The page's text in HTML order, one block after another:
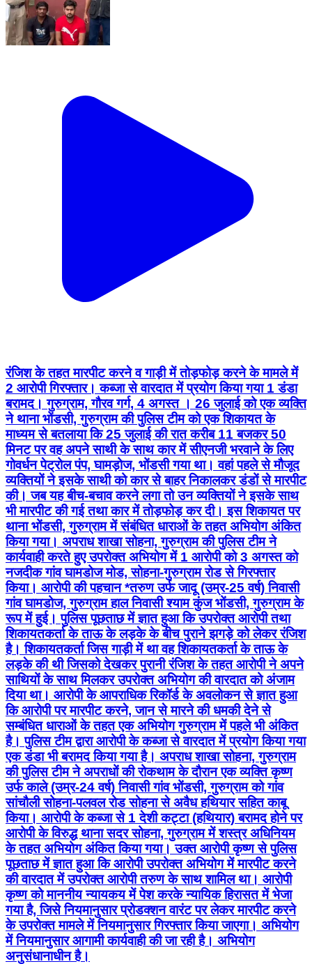
रंजिश के तहत मारपीट करने व गाड़ी में तोड़फोड़ करने के मामले में
2 आरोपी गिरफ्तार। कब्जा से वारदात में प्रयोग किया गया 1 डंडा
बरामद। गुरुग्राम, गौरव गर्ग, 4 अगस्त । 26 जुलाई को एक व्यक्ति
ने थाना भोंडसी, गुरुग्राम की पुलिस टीम को एक शिकायत के
माध्यम से बतलाया कि 25 जुलाई की रात करीब 11 बजकर 50
मिनट पर वह अपने साथी के साथ कार में सीएनजी भरवाने के लिए
गोवर्धन पेट्रोल पंप, घामड़ोज, भोंडसी गया था। वहां पहले से मौजूद
व्यक्तियों ने इसके साथी को कार से बाहर निकालकर डंडों से मारपीट
की। जब यह बीच-बचाव करने लगा तो उन व्यक्तियों ने इसके साथ
भी मारपीट की गई तथा कार में तोड़फोड़ कर दी। इस शिकायत पर
थाना भोंडसी, गुरुग्राम में संबंधित धाराओं के तहत अभियोग अंकित
किया गया। अपराध शाखा सोहना, गुरुग्राम की पुलिस टीम ने
कार्यवाही करते हुए उपरोक्त अभियोग में 1 आरोपी को 3 अगस्त को
नजदीक गांव घामडोज मोड, सोहना-गुरुग्राम रोड से गिरफ्तार
किया। आरोपी की पहचान *तरुण उर्फ जादू (उम्र-25 वर्ष) निवासी
गांव घामडोज, गुरुग्राम हाल निवासी श्याम कुंज भोंडसी, गुरुग्राम के
रूप में हुई। पुलिस पूछताछ में ज्ञात हुआ कि उपरोक्त आरोपी तथा
शिकायतकर्ता के ताऊ के लड़के के बीच पुराने झगड़े को लेकर रंजिश
है। शिकायतकर्ता जिस गाड़ी में था वह शिकायतकर्ता के ताऊ के
लड़के की थी जिसको देखकर पुरानी रंजिश के तहत आरोपी ने अपने
साथियों के साथ मिलकर उपरोक्त अभियोग की वारदात को अंजाम
दिया था। आरोपी के आपराधिक रिकॉर्ड के अवलोकन से ज्ञात हुआ
कि आरोपी पर मारपीट करने, जान से मारने की धमकी देने से
सम्बंधित धाराओं के तहत एक अभियोग गुरुग्राम में पहले भी अंकित
है। पुलिस टीम द्वारा आरोपी के कब्जा से वारदात में प्रयोग किया गया
एक डंडा भी बरामद किया गया है। अपराध शाखा सोहना, गुरुग्राम
की पुलिस टीम ने अपराधों की रोकथाम के दौरान एक व्यक्ति कृष्ण
उर्फ काले (उम्र-24 वर्ष) निवासी गांव भोंडसी, गुरुग्राम को गांव
सांचौली सोहना-पलवल रोड सोहना से अवैध हथियार सहित काबू
किया। आरोपी के कब्जा से 1 देशी कट्टा (हथियार) बरामद होने पर
आरोपी के विरुद्ध थाना सदर सोहना, गुरुग्राम में शस्त्र अधिनियम
के तहत अभियोग अंकित किया गया। उक्त आरोपी कृष्ण से पुलिस
पूछताछ में ज्ञात हुआ कि आरोपी उपरोक्त अभियोग में मारपीट करने
की वारदात में उपरोक्त आरोपी तरुण के साथ शामिल था। आरोपी
कृष्ण को माननीय न्यायकय में पेश करके न्यायिक हिरासत में भेजा
गया है, जिसे नियमानुसार प्रोडक्शन वारंट पर लेकर मारपीट करने
के उपरोक्त मामले में नियमानुसार गिरफ्तार किया जाएगा। अभियोग
में नियमानुसार आगामी कार्यवाही की जा रही है। अभियोग
अनुसंधानाधीन है।